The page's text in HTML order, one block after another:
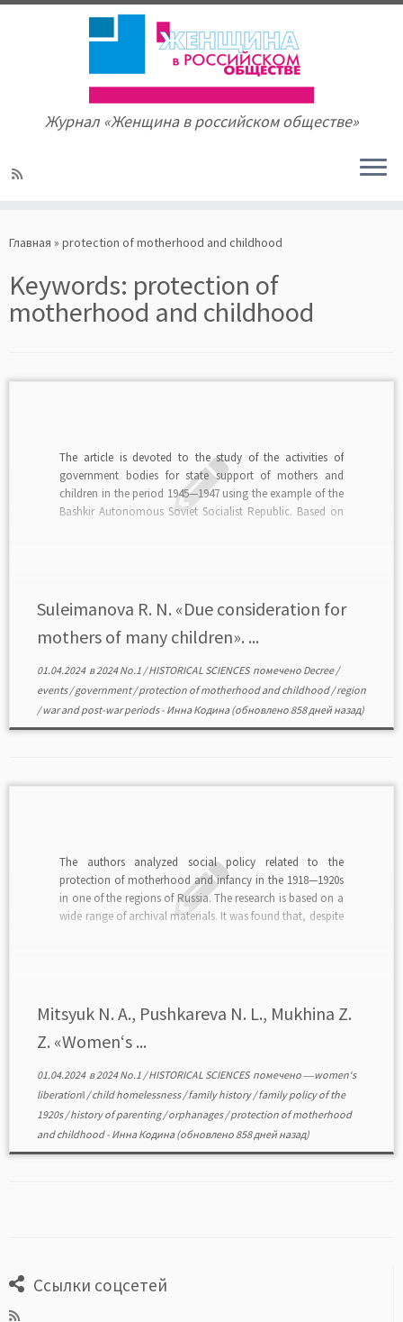
to
Журнал «Женщина в российском обществе»
Главная » protection of motherhood and childhood
Keywords: protection of
motherhood and childhood
The article is devoted to the study of the activities of
government bodies for state support of mothers and
children in the period 1945—1947 using the example of the
Bashkir Autonomous Soviet Socialist Republic. Based on
Suleimanova R. N. «Due consideration for
mothers of many children». ...
01.04.2024в2024 No.1 /HISTORICAL SCIENCES помечено Decree/
events/government/protection of motherhood and childhood/region
/war and post-war periods- Инна Кодина(обновлено 858 дней назад)
The authors analyzed social policy related to the
protection of motherhood and infancy in the 1918—1920s
in one of the regions of Russia. The research is based on a
wide range of archival materials. It was found that, despite
Mitsyuk N. A., Pushkareva N. L., Mukhina Z.
Z. «Women‘s ...
01.04.2024в2024 No.1 /HISTORICAL SCIENCES помечено―women‘s
liberation‖ /child homelessness/family history/family policy of the
1920s/history of parenting/orphanages/protection of motherhood
and childhood- Инна Кодина(обновлено 858 дней назад)
Ссылки соцсетей